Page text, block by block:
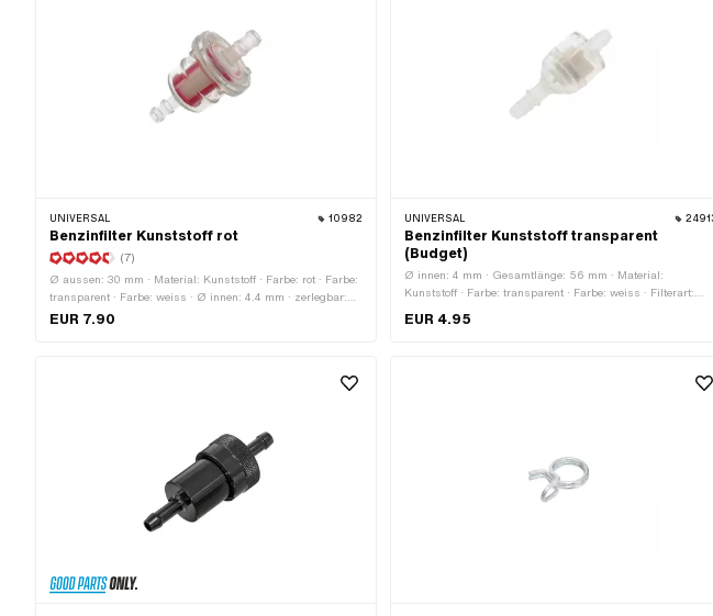
UNIVERSAL 10982
Benzinfilter Kunststoff rot
(7)
Ø aussen: 30 mm · Material: Kunststoff · Farbe: rot · Farbe:
transparent · Farbe: weiss · Ø innen: 4.4 mm · zerlegbar:
Nein · Filterart: Schaumstoff · Gesamtlänge: 28 mm ·
EUR 7.90
UNIVERSAL
Benzinfilter Kunststoff transparent
(Budget)
Ø innen: 4 mm · Gesamtlänge: 56 mm · Material:
Kunststoff · Farbe: transparent · Farbe: weiss · Filterart:
mm · Ø Benzinschlauchanschluss: 7 mm · Ø aussen: 22
EUR 4.95